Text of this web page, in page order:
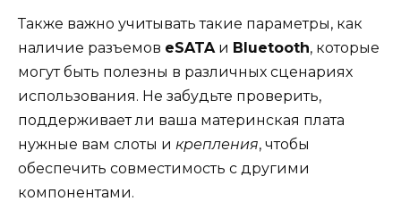
Также важно учитывать такие параметры, как
наличие разъемов eSATAи Bluetooth, которые
могут быть полезны в различных сценариях
использования. Не забудьте проверить,
поддерживает ли ваша материнская плата
нужные вам слоты и крепления, чтобы
обеспечить совместимость с другими
компонентами.